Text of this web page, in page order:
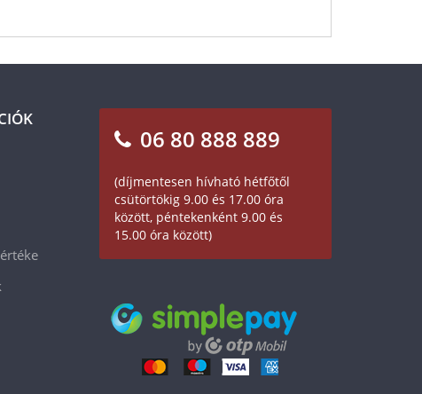
199 900 Ft
06 80 888 889
(díjmentesen hívható hétfőtől
csütörtökig 9.00 és 17.00 óra
között, péntekenként 9.00 és
15.00 óra között)